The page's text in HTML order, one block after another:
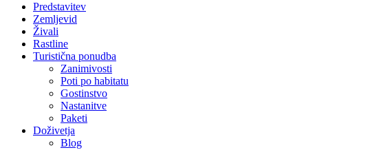
Predstavitev
Zemljevid
Živali
Rastline
Turistična ponudba
Zanimivosti
Poti po habitatu
Gostinstvo
Nastanitve
Paketi
Doživetja
Blog